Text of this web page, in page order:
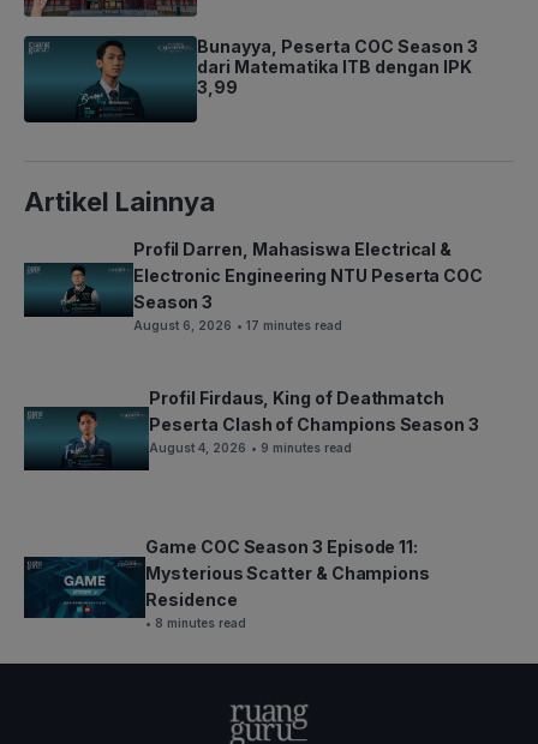
Bunayya, Peserta COC Season 3
dari Matematika ITB dengan IPK
3,99
Artikel Lainnya
Profil Darren, Mahasiswa Electrical &
Electronic Engineering NTU Peserta COC
Season 3
August 6, 2026 • 17 minutes read
Profil Firdaus, King of Deathmatch
Peserta Clash of Champions Season 3
August 4, 2026 • 9 minutes read
Game COC Season 3 Episode 11:
Mysterious Scatter & Champions
Residence
• 8 minutes read